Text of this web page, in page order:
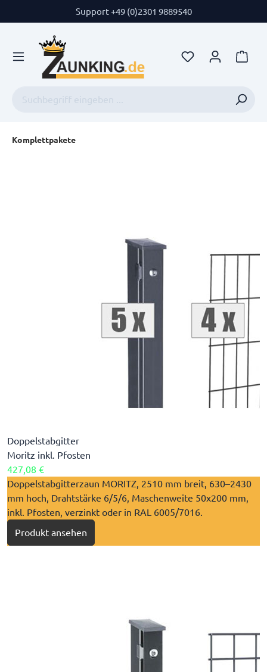
Support +49 (0)2301 9889540
Komplettpakete
Doppelstabgitter
Moritz inkl. Pfosten
427,08 €
Doppelstabgitterzaun MORITZ, 2510 mm breit, 630–2430
mm hoch, Drahtstärke 6/5/6, Maschenweite 50x200 mm,
inkl. Pfosten, verzinkt oder in RAL 6005/7016.
Produkt ansehen